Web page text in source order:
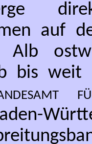
auf
Alb
bis